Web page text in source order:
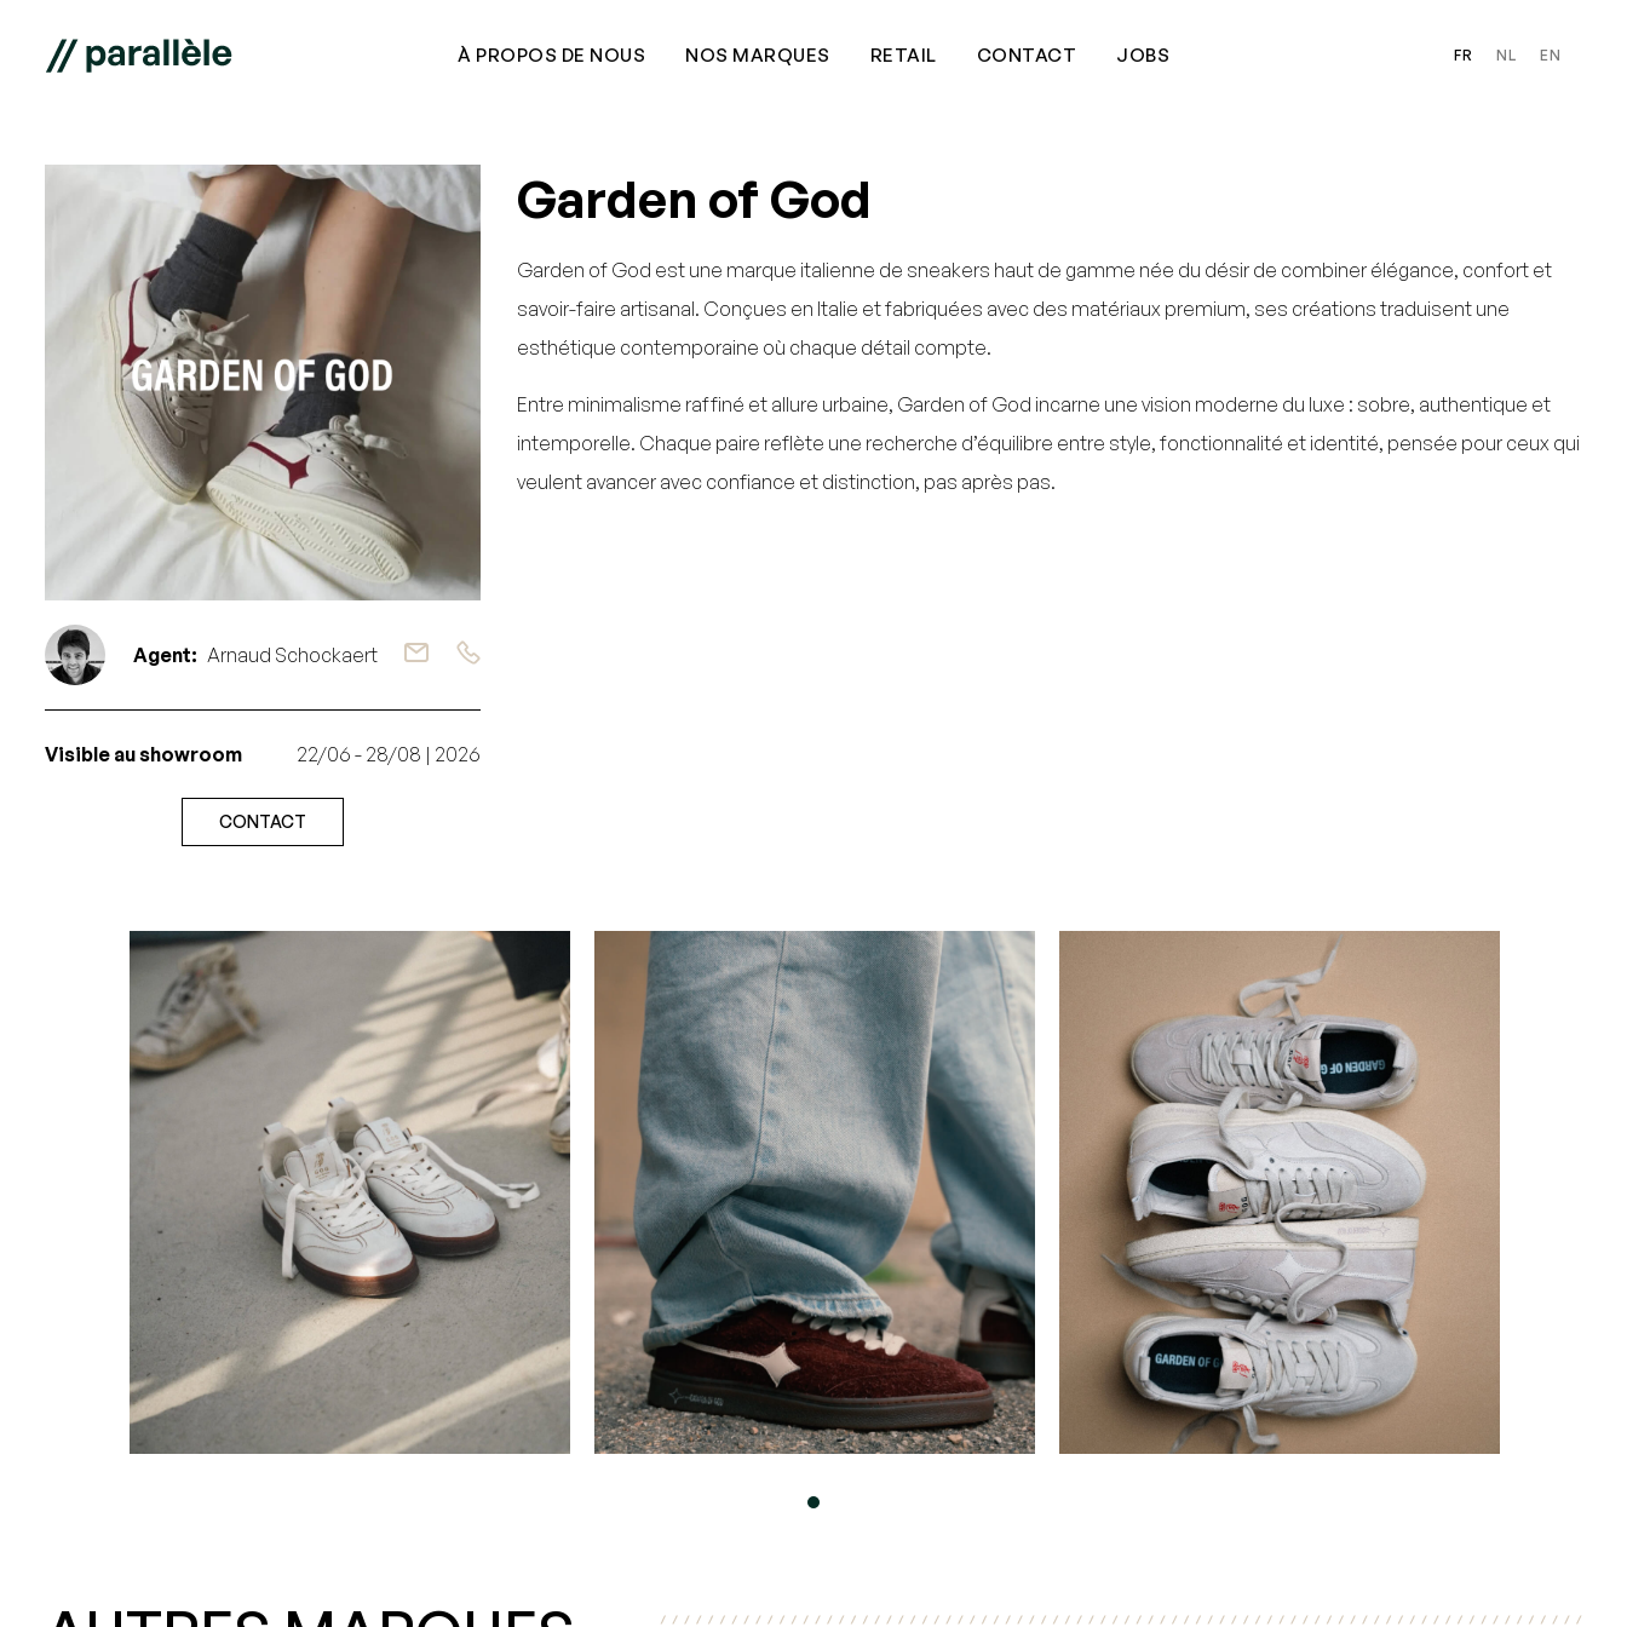
À PROPOS DE NOUS NOS MARQUES RETAIL CONTACT JOBS FR NL EN
Agent: Arnaud Schockaert
Visible au showroom 22/06 - 28/08 | 2026
CONTACT
Garden of God
Garden of God est une marque italienne de sneakers haut de gamme née du désir de combiner élégance, confort et
savoir-faire artisanal. Conçues en Italie et fabriquées avec des matériaux premium, ses créations traduisent une
esthétique contemporaine où chaque détail compte.
Entre minimalisme raffiné et allure urbaine, Garden of God incarne une vision moderne du luxe : sobre, authentique et
intemporelle. Chaque paire reflète une recherche d’équilibre entre style, fonctionnalité et identité, pensée pour ceux qui
veulent avancer avec confiance et distinction, pas après pas.